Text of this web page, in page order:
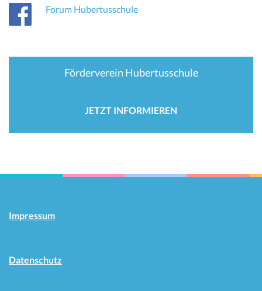
Forum Hubertusschule
Förderverein Hubertusschule
JETZT INFORMIEREN
Impressum
Datenschutz